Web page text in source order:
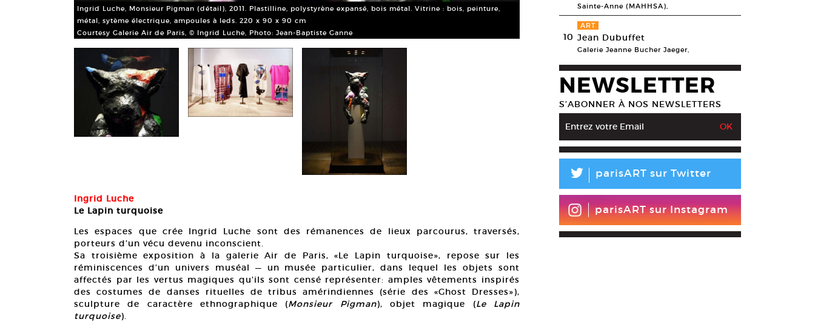
Ingrid Luche, Monsieur Pigman (détail), 2011. Plastilline, polystyrène expansé, bois métal. Vitrine : bois, peinture,
métal, sytème électrique, ampoules à leds. 220 x 90 x 90 cm
Courtesy Galerie Air de Paris, © Ingrid Luche, Photo: Jean-Baptiste Ganne
Ingrid Luche
Le Lapin turquoise
Les espaces que crée Ingrid Luche sont des rémanences de lieux parcourus, traversés,
porteurs d’un vécu devenu inconscient.
Sa troisième exposition à la galerie Air de Paris, «Le Lapin turquoise», repose sur les
réminiscences d’un univers muséal — un musée particulier, dans lequel les objets sont
affectés par les vertus magiques qu’ils sont censé représenter: amples vêtements inspirés
des costumes de danses rituelles de tribus amérindiennes (série des «Ghost Dresses»),
sculpture de caractère ethnographique (Monsieur Pigman), objet magique (Le Lapin
turquoise).
Sainte-Anne (MAHHSA),
10
ART
Jean Dubuffet
Galerie Jeanne Bucher Jaeger,
NEWSLETTER
S’ABONNER À NOS NEWSLETTERS
L parisART sur Twitter
parisART sur Instagram